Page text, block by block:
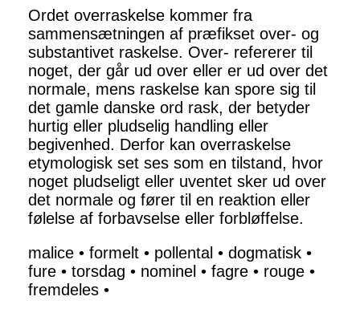
Ordet overraskelse kommer fra
sammensætningen af præfikset over- og
substantivet raskelse. Over- refererer til
noget, der går ud over eller er ud over det
normale, mens raskelse kan spore sig til
det gamle danske ord rask, der betyder
hurtig eller pludselig handling eller
begivenhed. Derfor kan overraskelse
etymologisk set ses som en tilstand, hvor
noget pludseligt eller uventet sker ud over
det normale og fører til en reaktion eller
følelse af forbavselse eller forbløffelse.
malice • formelt • pollental • dogmatisk •
fure • torsdag • nominel • fagre • rouge •
fremdeles •